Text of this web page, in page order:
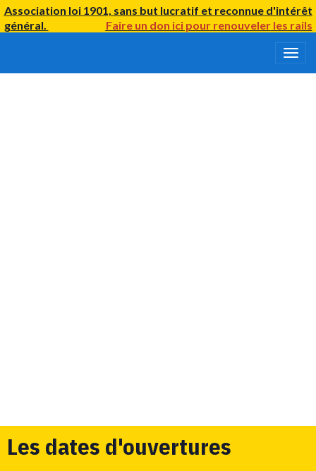
Association loi 1901, sans but lucratif et reconnue d'intérêt
général.
Faire un don icipour renouvelerles rails
Les dates d'ouvertures